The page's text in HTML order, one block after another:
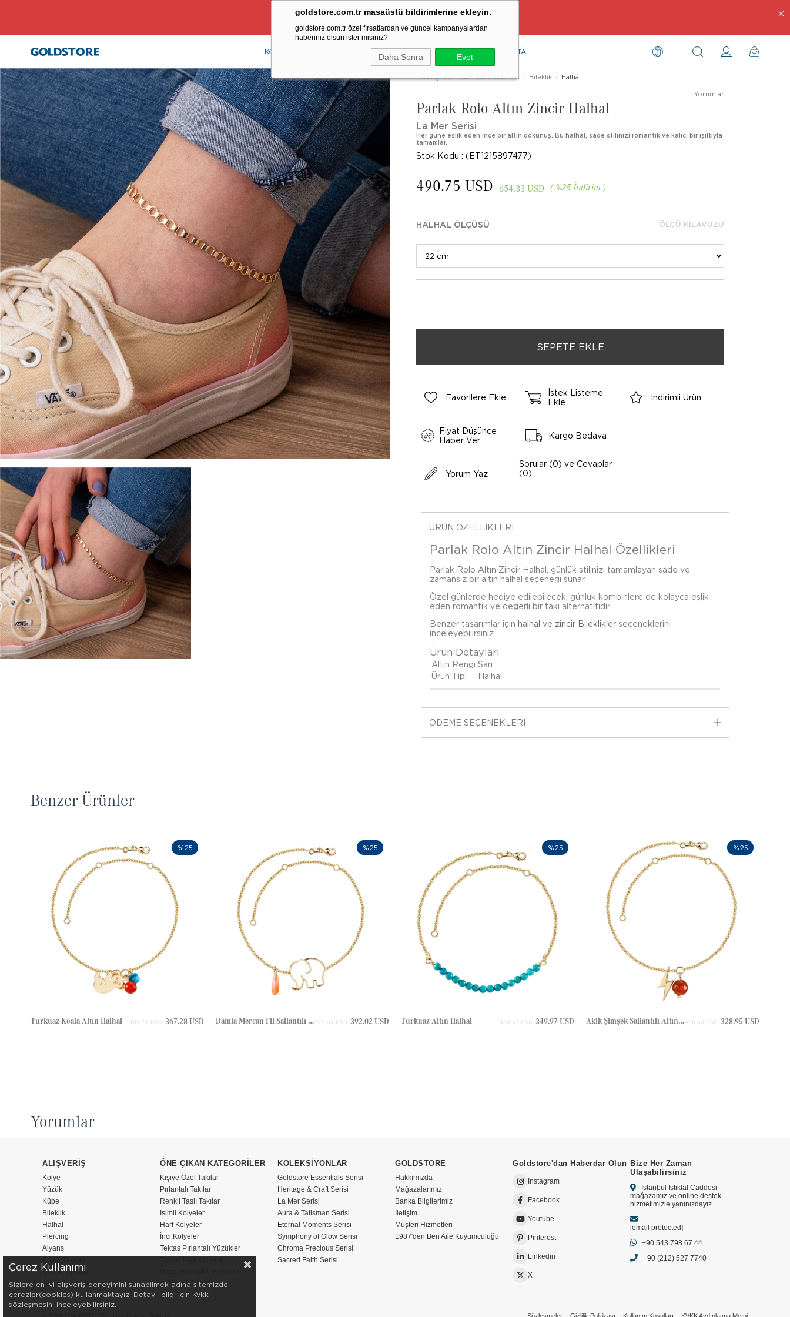
goldstore.com.tr masaüstü bildirimlerine ekleyin.
goldstore.com.tr özel fırsatlardan ve güncel kampanyalardan
haberiniz olsun ister misiniz?
Daha Sonra Evet
Ücretsiz Aynı Gün Kargo Fırsatı
KOLYE BİLEKLİK RENKLİ TAŞLAR PIRLANTA
Anasayfa Tüm Takı Modelleri Bileklik Halhal
Parlak Rolo Altın Zincir Halhal
Yorumlar
La Mer Serisi
Her güne eşlik eden ince bir altın dokunuş. Bu halhal, sade stilinizi romantik ve kalıcı bir ışıltıyla
tamamlar.
Stok Kodu (ET1215897477)
%25 İndirim
654.33 USD
490.75 USD
HALHAL ÖLÇÜSÜ ÖLÇÜ KILAVUZU
Favorilere Ekle
İstek Listeme
Ekle
İndirimli Ürün
Fiyat Düşünce
Haber Ver
Kargo Bedava
Yorum Yaz
Sorular (0) ve Cevaplar
(0)
ÜRÜN ÖZELLIKLERI
Parlak Rolo Altın Zincir Halhal Özellikleri
Parlak Rolo Altın Zincir Halhal, günlük stilinizi tamamlayan sade ve
zamansız bir altın halhal seçeneği sunar.
Özel günlerde hediye edilebilecek, günlük kombinlere de kolayca eşlik
eden romantik ve değerli bir takı alternatifidir.
Benzer tasarımlar için halhal ve zincir Bileklikler seçeneklerini
inceleyebilirsiniz.
Ürün Detayları
Altın Rengi Sarı
Ürün Tipi
Halhal
ÖDEME SEÇENEKLERI
Benzer Ürünler
Turkuaz Koala Altın Halhal 367.28 USD
489.71 USD
%25
Damla Mercan Fil Sallantılı Altın Halhal 392.02 USD
522.69 USD
%25
Turkuaz Altın Halhal 349.97 USD
466.63 USD
%25
Akik Şimşek Sallantılı Altın Halhal 328.95 USD
438.60 USD
%25
Yorumlar
ALIŞVERİŞ
Kolye
Yüzük
Küpe
Bileklik
Halhal
Piercing
Alyans
Çocuk Takıları
Takı Aksesuarları
ÖNE ÇIKAN KATEGORİLER
Kişiye Özel Takılar
Pırlantalı Takılar
Renkli Taşlı Takılar
İsimli Kolyeler
Harf Kolyeler
İnci Kolyeler
Tektaş Pırlantalı Yüzükler
Şahmeran Bileklikler
KOLEKSİYONLAR
Goldstore Essentials Serisi
Heritage & Craft Serisi
La Mer Serisi
Aura & Talisman Serisi
Eternal Moments Serisi
Symphony of Glow Serisi
Chroma Precious Serisi
Sacred Faith Serisi
GOLDSTORE
Hakkımızda
Mağazalarımız
Banka Bilgilerimiz
İletişim
Müşteri Hizmetleri
1987'den Beri Aile Kuyumculuğu
Goldstore'dan Haberdar Olun
Instagram
Facebook
Youtube
Pinterest
Linkedin
X
Bize Her Zaman
Ulaşabilirsiniz
İstanbul İstiklal Caddesi
mağazamız ve online destek
hizmetimizle yanınızdayız.
[email protected]
+90 543 798 67 44
+90 (212) 527 7740
Çerez Kullanımı
Sizlere en iyi alışveriş deneyimini sunabilmek adına sitemizde
çerezler(cookies) kullanmaktayız. Detaylı bilgi için Kvkk
sözleşmesini inceleyebilirsiniz.